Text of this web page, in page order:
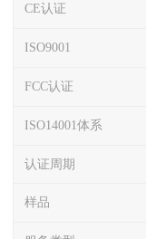
CE认证
ISO9001
FCC认证
ISO14001体系
认证周期
样品